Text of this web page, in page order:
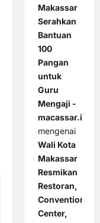
Makassar
Serahkan
Bantuan
100
Pangan
untuk
Guru
Mengaji -
macassar.id
mengenai
Wali Kota
Makassar
Resmikan
Restoran,
Convention
Center,